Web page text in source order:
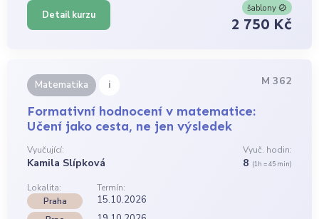
Detail kurzu
šablony
2 750 Kč
Matematika i M 362
Formativní hodnocení v matematice:
Učení jako cesta, ne jen výsledek
Vyučující:
Kamila Slípková
Vyuč. hodin:
8 (1h = 45 min)
Lokalita:
Termín:
Praha
15.10.2026